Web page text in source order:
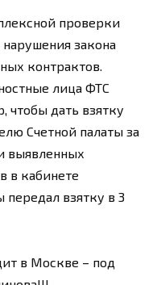
проверки
закона
контрактов.
лица ФТС
чтобы дать взятку
Счетной палаты за
выявленных
в кабинете
передал взятку в 3
в Москве – под